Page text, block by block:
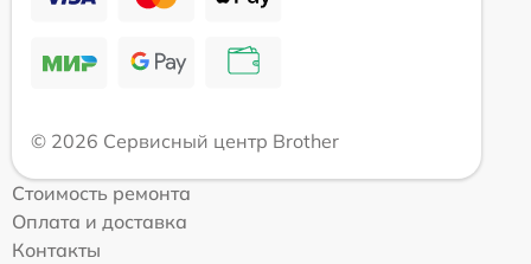
© 2026 Сервисный центр Brother
Стоимость ремонта
Оплата и доставка
Контакты